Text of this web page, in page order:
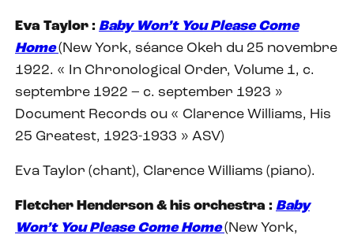
Eva Taylor : Baby Won’t You Please Come
Home(New York, séance Okeh du 25 novembre
1922. « In Chronological Order, Volume 1, c.
septembre 1922 – c. september 1923 »
Document Records ou « Clarence Williams, His
25 Greatest, 1923-1933 » ASV)
Eva Taylor (chant), Clarence Williams (piano).
Fletcher Henderson & his orchestra : Baby
Won’t You Please Come Home(New York,